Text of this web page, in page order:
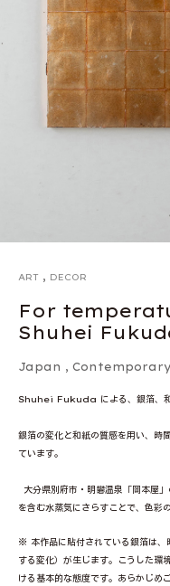
ART , DECOR
For
Shuhei
Japan , Contemporary
Shuhei Fukuda による、銀箔、和
銀箔の変化と和紙の質感を用い、時
ています。
大分県別府市・明礬温泉「岡本屋
を含む水蒸気にさらすことで、色彩
※ 本作品に貼付されている銀箔は、
する変化）が生じます。こうした環
ける基本的な態度です。あらかじめ